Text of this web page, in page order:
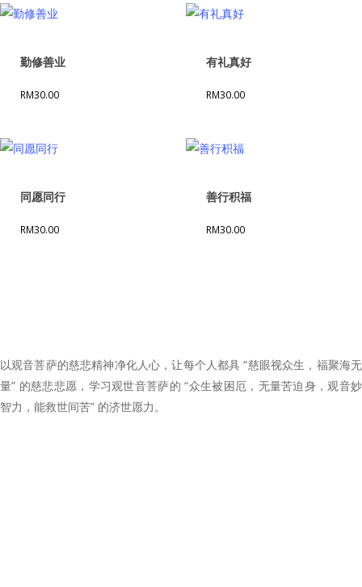
勤修善业
RM30.00
有礼真好
RM30.00
同愿同行
RM30.00
善行积福
RM30.00
以观音菩萨的慈悲精神净化人心，让每个人都具 “慈眼视众生，福聚海无
量” 的慈悲悲愿，学习观世音菩萨的 “众生被困厄，无量苦迫身，观音妙
智力，能救世间苦” 的济世愿力。